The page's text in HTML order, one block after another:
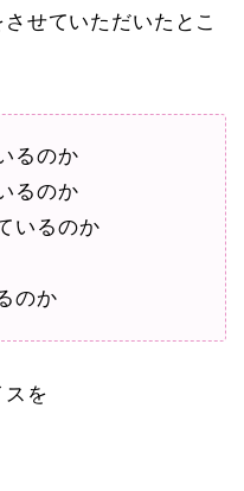
せていただいたとこ
るのか
るのか
いるのか
のか
を